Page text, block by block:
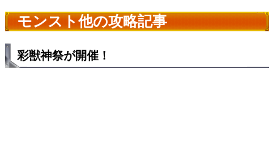
モンスト他の攻略記事
彩獣神祭が開催！